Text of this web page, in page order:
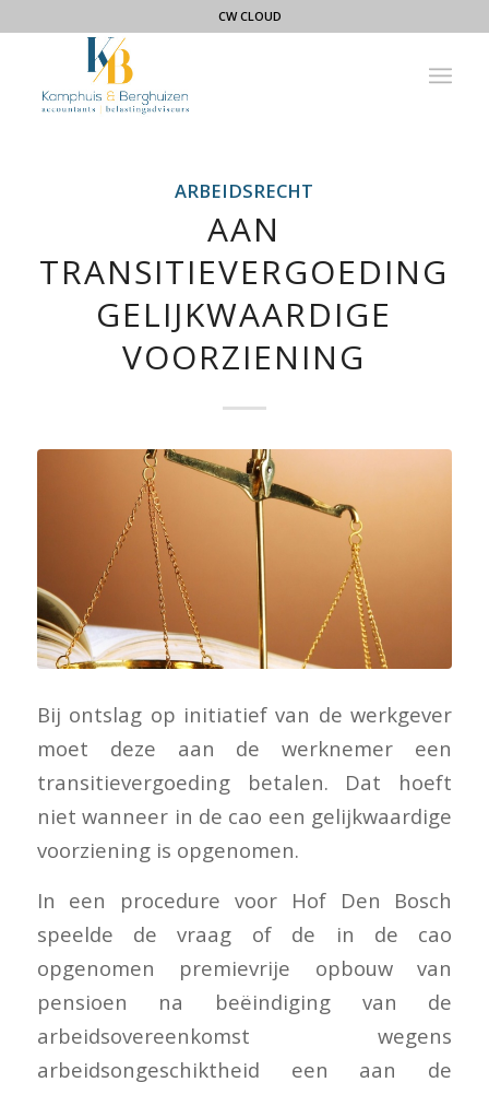
CW CLOUD
ARBEIDSRECHT
AAN
TRANSITIEVERGOEDING
GELIJKWAARDIGE
VOORZIENING
Bij ontslag op initiatief van de werkgever
moet deze aan de werknemer een
transitievergoeding betalen. Dat hoeft
niet wanneer in de cao een gelijkwaardige
voorziening is opgenomen.
In een procedure voor Hof Den Bosch
speelde de vraag of de in de cao
opgenomen premievrije opbouw van
pensioen na beëindiging van de
arbeidsovereenkomst wegens
arbeidsongeschiktheid een aan de